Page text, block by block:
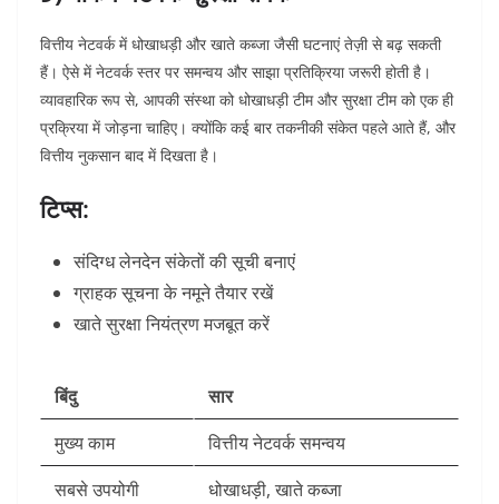
वित्तीय नेटवर्क में धोखाधड़ी और खाते कब्जा जैसी घटनाएं तेज़ी से बढ़ सकती
हैं। ऐसे में नेटवर्क स्तर पर समन्वय और साझा प्रतिक्रिया जरूरी होती है।
व्यावहारिक रूप से, आपकी संस्था को धोखाधड़ी टीम और सुरक्षा टीम को एक ही
प्रक्रिया में जोड़ना चाहिए। क्योंकि कई बार तकनीकी संकेत पहले आते हैं, और
वित्तीय नुकसान बाद में दिखता है।
टिप्स:
संदिग्ध लेनदेन संकेतों की सूची बनाएं
ग्राहक सूचना के नमूने तैयार रखें
खाते सुरक्षा नियंत्रण मजबूत करें
बिंदु
सार
मुख्य काम
वित्तीय नेटवर्क समन्वय
सबसे उपयोगी
धोखाधड़ी, खाते कब्जा